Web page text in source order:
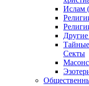
Ислам
Секты